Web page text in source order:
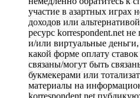
участие в азартных играх
доходов или
ресурс korrespondent.net
и/или виртуальные
какой форме оплату
связаны/могут быть
букмекерами или
материалы на
korrespondent.net